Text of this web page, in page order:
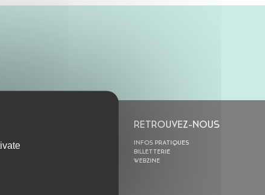
ACTION CULTURELLE
RETROUVEZ-NOUS
INFOS PRATIQUES
BILLETTERIE
WEBZINE